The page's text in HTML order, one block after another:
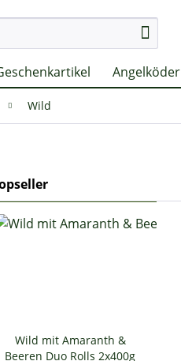
Angelköder
Wild
Wild mit Amaranth &
Beeren Duo Rolls 2x400g